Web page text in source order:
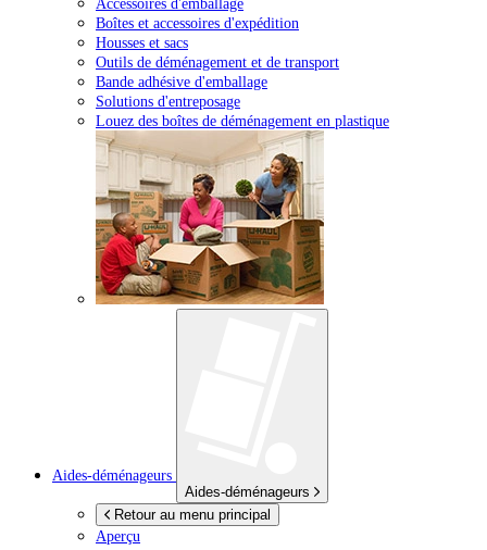
Boîtes et accessoires d'expédition
Housses et sacs
Outils de déménagement et de transport
Bande adhésive d'emballage
Solutions d'entreposage
Louez des boîtes de déménagement en plastique
Aides-déménageurs
Aides-déménageurs
Retour au menu principal
Aperçu